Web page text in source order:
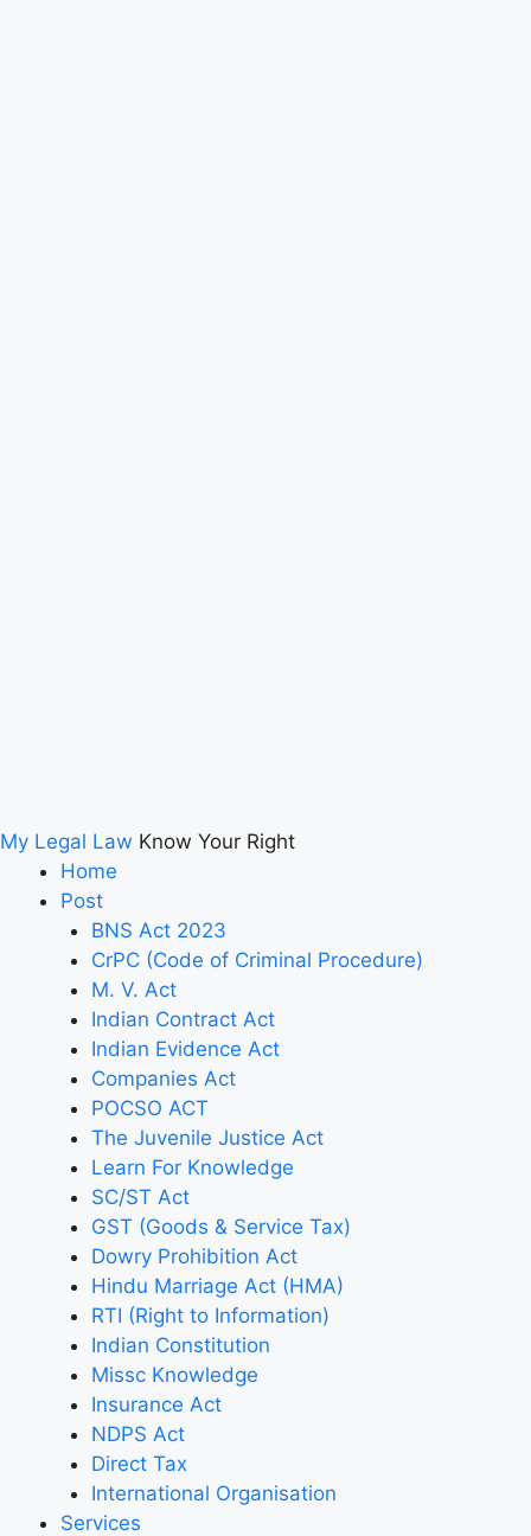
My Legal Law Know Your Right
Home
Post
BNS Act 2023
CrPC (Code of Criminal Procedure)
M. V. Act
Indian Contract Act
Indian Evidence Act
Companies Act
POCSO ACT
The Juvenile Justice Act
Learn For Knowledge
SC/ST Act
GST (Goods & Service Tax)
Dowry Prohibition Act
Hindu Marriage Act (HMA)
RTI (Right to Information)
Indian Constitution
Missc Knowledge
Insurance Act
NDPS Act
Direct Tax
International Organisation
Services